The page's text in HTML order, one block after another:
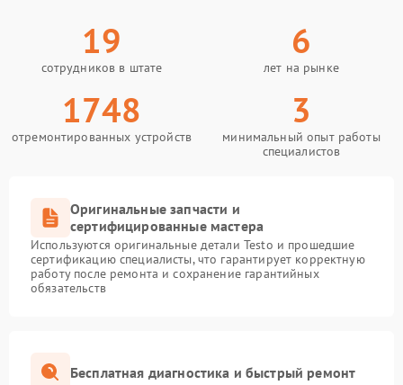
19
сотрудников в штате
6
лет на рынке
1748
отремонтированных устройств
3
минимальный опыт работы
специалистов
Оригинальные запчасти и
сертифицированные мастера
Используются оригинальные детали Testo и прошедшие
сертификацию специалисты, что гарантирует корректную
работу после ремонта и сохранение гарантийных
обязательств
Бесплатная диагностика и быстрый ремонт